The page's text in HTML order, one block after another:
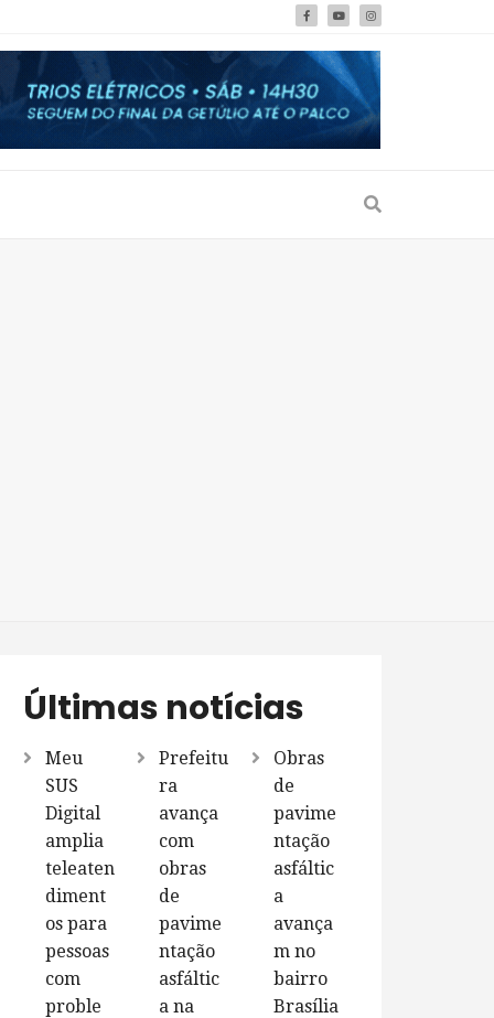
Últimas notícias
Meu
SUS
Digital
amplia
teleaten
diment
os para
pessoas
com
proble
Prefeitu
ra
avança
com
obras
de
pavime
ntação
asfáltic
a na
Obras
de
pavime
ntação
asfáltic
a
avança
m no
bairro
Brasília